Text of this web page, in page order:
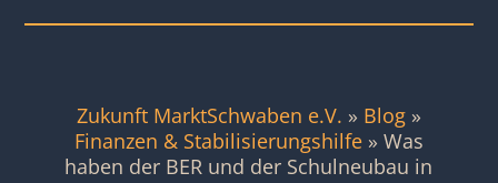
Zukunft MarktSchwaben e.V. » Blog»
Finanzen & Stabilisierungshilfe» Was
haben der BER und der Schulneubau in